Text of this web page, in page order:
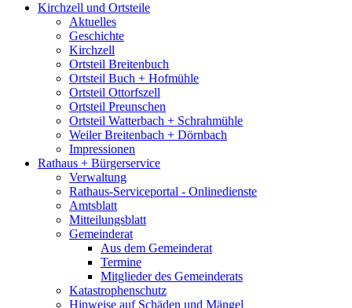
Kirchzell und Ortsteile
Aktuelles
Geschichte
Kirchzell
Ortsteil Breitenbuch
Ortsteil Buch + Hofmühle
Ortsteil Ottorfszell
Ortsteil Preunschen
Ortsteil Watterbach + Schrahmühle
Weiler Breitenbach + Dörnbach
Impressionen
Rathaus + Bürgerservice
Verwaltung
Rathaus-Serviceportal - Onlinedienste
Amtsblatt
Mitteilungsblatt
Gemeinderat
Aus dem Gemeinderat
Termine
Mitglieder des Gemeinderats
Katastrophenschutz
Hinweise auf Schäden und Mängel